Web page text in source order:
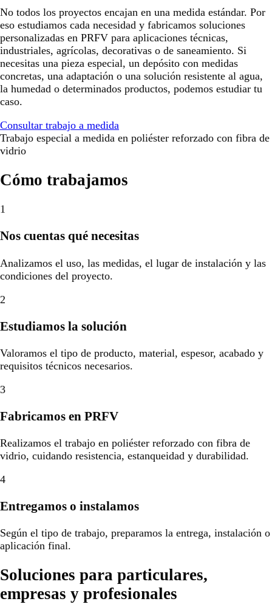
No todos los proyectos encajan en una medida estándar. Por
eso estudiamos cada necesidad y fabricamos soluciones
personalizadas en PRFV para aplicaciones técnicas,
industriales, agrícolas, decorativas o de saneamiento. Si
necesitas una pieza especial, un depósito con medidas
concretas, una adaptación o una solución resistente al agua,
la humedad o determinados productos, podemos estudiar tu
caso.
Consultar trabajo a medida
Trabajo especial a medida en poliéster reforzado con fibra de
vidrio
Cómo trabajamos
1
Nos cuentas qué necesitas
Analizamos el uso, las medidas, el lugar de instalación y las
condiciones del proyecto.
2
Estudiamos la solución
Valoramos el tipo de producto, material, espesor, acabado y
requisitos técnicos necesarios.
3
Fabricamos en PRFV
Realizamos el trabajo en poliéster reforzado con fibra de
vidrio, cuidando resistencia, estanqueidad y durabilidad.
4
Entregamos o instalamos
Según el tipo de trabajo, preparamos la entrega, instalación o
aplicación final.
Soluciones para particulares,
empresas y profesionales